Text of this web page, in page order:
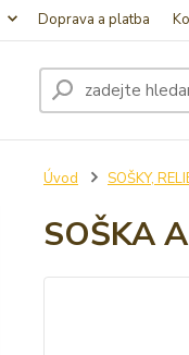
Doprava a platba
Úvod SOŠKY,
SOŠKA